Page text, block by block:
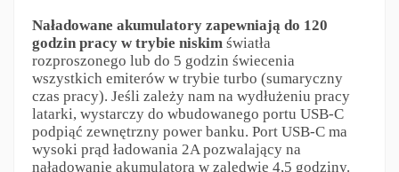
Naładowane akumulatory zapewniają do 120
godzin pracy w trybie niskimświatła
rozproszonego lub do 5 godzin świecenia
wszystkich emiterów w trybie turbo (sumaryczny
czas pracy). Jeśli zależy nam na wydłużeniu pracy
latarki, wystarczy do wbudowanego portu USB-C
podpiąć zewnętrzny power banku. Port USB-C ma
wysoki prąd ładowania 2A pozwalający na
naładowanie akumulatora w zaledwie 4,5 godziny.